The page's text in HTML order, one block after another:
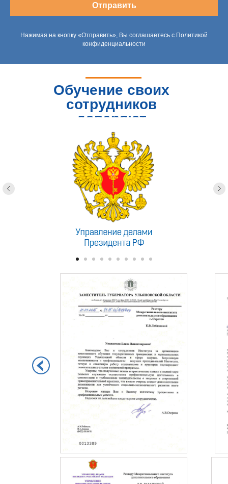
Отправить
Нажимая на кнопку «Отправить», Вы соглашаетесь с Политикой
конфиденциальности
Обучение своих
сотрудников
доверяют